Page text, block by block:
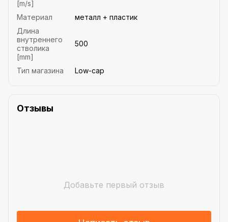
[m/s]
Материал
металл + пластик
Длина
внутреннего
стволика
[mm]
500
Тип магазина Low-cap
Отзывы
Добавьте первый отзыв